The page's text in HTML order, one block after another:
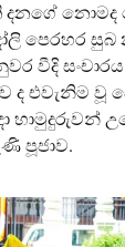
දනගේ
පෙරහර සුබ
වීදි සංචාරය
ද එවැනිම වූ
හාමුදුරුවන්
පූජාව.